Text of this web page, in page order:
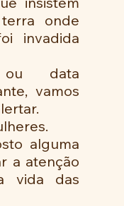
onde
invadida
data
vamos
alguma
a atenção
vida das